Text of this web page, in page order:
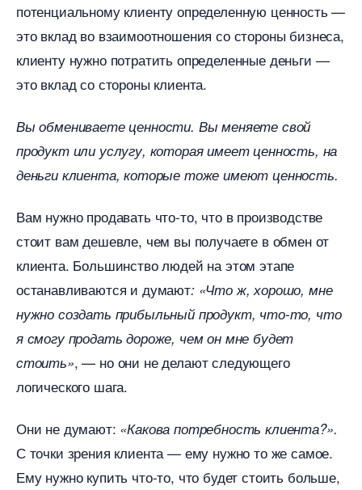
потенциальному клиенту определенную ценность —
это вклад во взаимоотношения со стороны бизнеса,
клиенту нужно потратить определенные деньги —
это вклад со стороны клиента.
ы обмениваете ценности. Вы меняете свой
продукт или услугу, которая имеет ценность, на
деньги клиента, которые тоже имеют ценность.
ам нужно продавать что-то, что в производстве
стоит вам дешевле, чем вы получаете в обмен от
клиента. Большинство людей на этом этапе
останавливаются и думают: «Что ж, хорошо, мне
нужно создать прибыльный продукт, что-то, что
я смогу продать дороже, чем он мне будет
стоить», — но они не делают следующего
логического шага.
Они не думают: «Какова потребность клиента?».
С точки зрения клиента — ему нужно то же самое.
Ему нужно купить что-то, что будет стоить больше,